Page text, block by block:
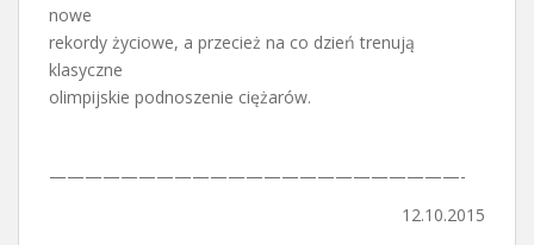
nowe
rekordy życiowe, a przecież na co dzień trenują
klasyczne
olimpijskie podnoszenie ciężarów.
———————————————————————-
12.10.2015